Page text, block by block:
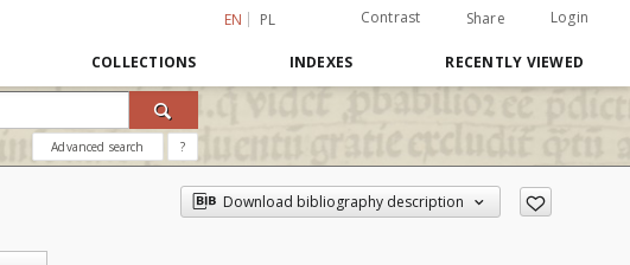
EN PL Contrast Share Login
COLLECTIONS INDEXES RECENTLY VIEWED
Advanced search ?
Download bibliography description